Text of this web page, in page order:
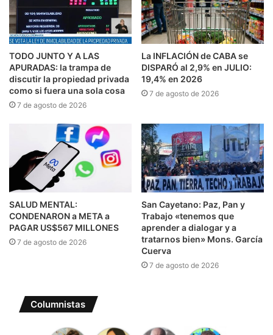
TODO JUNTO Y A LAS
APURADAS: la trampa de
discutir la propiedad privada
como si fuera una sola cosa
7 de agosto de 2026
La INFLACIÓN de CABA se
DISPARÓ al 2,9% en JULIO:
19,4% en 2026
7 de agosto de 2026
SALUD MENTAL:
CONDENARON a META a
PAGAR US$567 MILLONES
7 de agosto de 2026
San Cayetano: Paz, Pan y
Trabajo «tenemos que
aprender a dialogar y a
tratarnos bien» Mons. García
Cuerva
7 de agosto de 2026
Columnistas